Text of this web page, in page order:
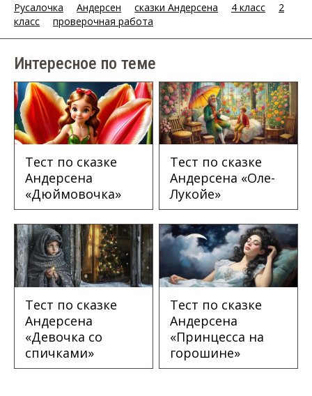
Русалочка Андерсен сказки Андерсена 4 класс
2
класс
проверочная работа
Интересное по теме
Тест по сказке
Андерсена
«Дюймовочка»
Тест по сказке
Андерсена «Оле-
Лукойе»
Тест по сказке
Андерсена
«Девочка со
спичками»
Тест по сказке
Андерсена
«Принцесса на
горошине»